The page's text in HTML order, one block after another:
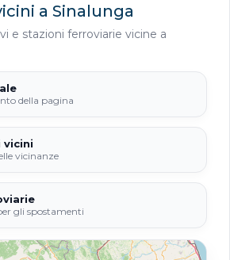
a Sinalunga
e stazioni ferroviarie vicine a
della pagina
vicini
vicinanze
gli spostamenti